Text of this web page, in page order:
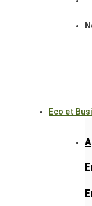
Eco et